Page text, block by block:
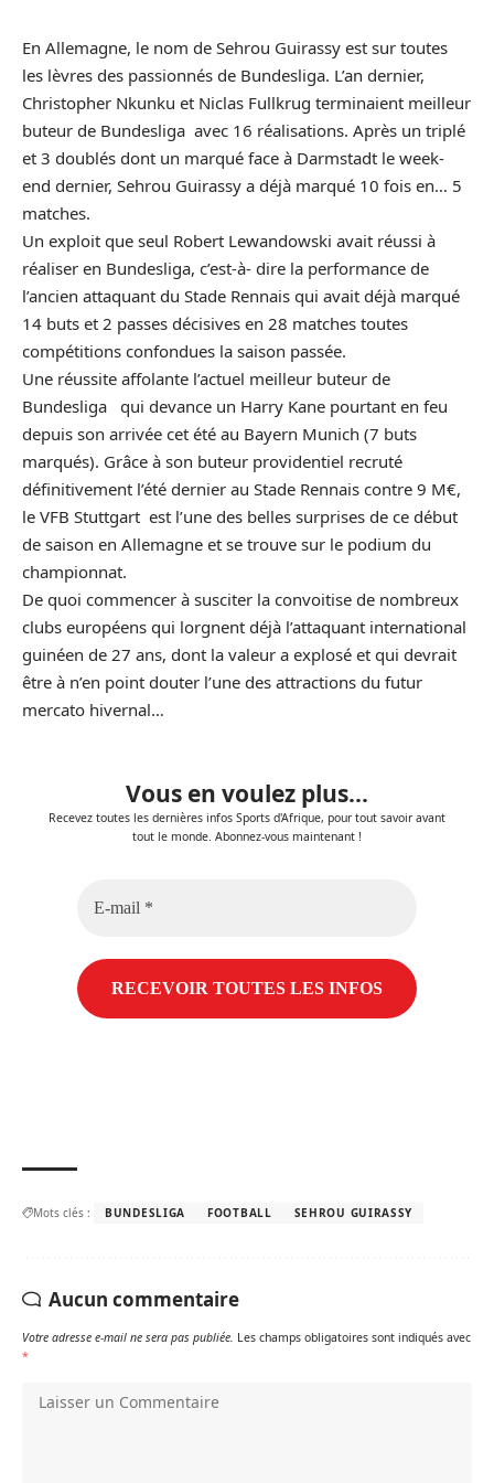
En Allemagne, le nom de Sehrou Guirassy est sur toutes
les lèvres des passionnés de Bundesliga. L’an dernier,
Christopher Nkunku et Niclas Fullkrug terminaient meilleur
buteur de Bundesliga avec 16 réalisations. Après un triplé
et 3 doublés dont un marqué face à Darmstadt le week-
end dernier, Sehrou Guirassy a déjà marqué 10 fois en… 5
matches.
Un exploit que seul Robert Lewandowski avait réussi à
réaliser en Bundesliga, c’est-à- dire la performance de
l’ancien attaquant du Stade Rennais qui avait déjà marqué
14 buts et 2 passes décisives en 28 matches toutes
compétitions confondues la saison passée.
Une réussite affolante l’actuel meilleur buteur de
Bundesliga qui devance un Harry Kane pourtant en feu
depuis son arrivée cet été au Bayern Munich (7 buts
marqués). Grâce à son buteur providentiel recruté
définitivement l’été dernier au Stade Rennais contre 9 M€,
le VFB Stuttgart est l’une des belles surprises de ce début
de saison en Allemagne et se trouve sur le podium du
championnat.
De quoi commencer à susciter la convoitise de nombreux
clubs européens qui lorgnent déjà l’attaquant international
guinéen de 27 ans, dont la valeur a explosé et qui devrait
être à n’en point douter l’une des attractions du futur
mercato hivernal…
Vous en voulez plus...
Recevez toutes les dernières infos Sports d'Afrique, pour tout savoir avant
tout le monde. Abonnez-vous maintenant !
Mots clés : BUNDESLIGA FOOTBALL SEHROU GUIRASSY
Aucun commentaire
Votre adresse e-mail ne sera pas publiée. Les champs obligatoires sont indiqués avec
*